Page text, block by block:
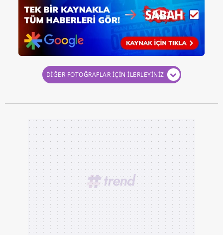
DİĞER FOTOĞRAFLAR İÇİN İLERLEYİNİZ